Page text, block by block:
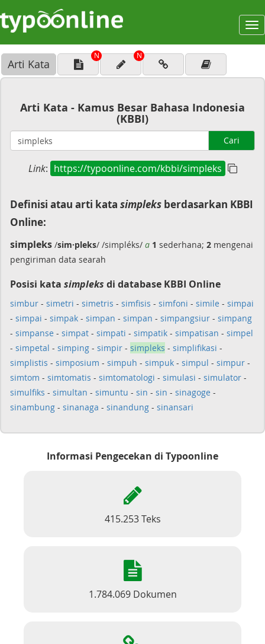
Arti Kata
N N
Arti Kata - Kamus Besar Bahasa Indonesia
(KBBI)
Cari
Link: https://typoonline.com/kbbi/simpleks
Definisi atau arti kata simpleks berdasarkan KBBI
Online:
simpleks /sim·pleks/ /simpléks/ a 1 sederhana; 2 mengenai
pengiriman data searah
Posisi kata simpleks di database KBBI Online
simbur - simetri - simetris - simfisis - simfoni - simile - simpai
- simpai - simpak - simpan - simpan - simpangsiur - simpang
- simpanse - simpat - simpati - simpatik - simpatisan - simpel
- simpetal - simping - simpir - simpleks - simplifikasi -
simplistis - simposium - simpuh - simpuk - simpul - simpur -
simtom - simtomatis - simtomatologi - simulasi - simulator -
simulfiks - simultan - simuntu - sin - sin - sinagoge -
sinambung - sinanaga - sinandung - sinansari
Informasi Pengecekan di Typoonline
415.253 Teks
1.784.069 Dokumen